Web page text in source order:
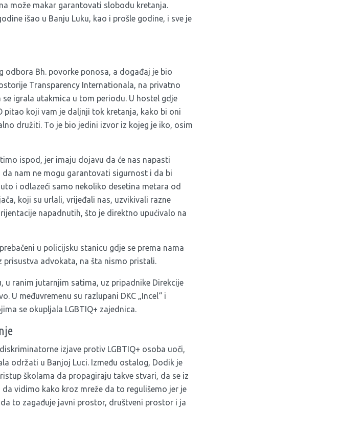
može makar garantovati slobodu kretanja.
išao u Banju Luku, kao i prošle godine, i sve je
odbora Bh. povorke ponosa, a događaj je bio
Transparency Internationala, na privatno
igrala utakmica u tom periodu. U hostel gdje
pitao koji vam je daljnji tok kretanja, kako bi oni
družiti. To je bio jedini izvor iz kojeg je iko, osim
ispod, jer imaju dojavu da će nas napasti
nam ne mogu garantovati sigurnost i da bi
i odlazeći samo nekoliko desetina metara od
koji su urlali, vrijeđali nas, uzvikivali razne
napadnutih, što je direktno upućivalo na
u policijsku stanicu gdje se prema nama
advokata, na šta nismo pristali.
u ranim jutarnjim satima, uz pripadnike Direkcije
U međuvremenu su razlupani DKC „Incel“ i
se okupljala LGBTIQ+ zajednica.
izjave protiv LGBTIQ+ osoba uoči,
održati u Banjoj Luci. Između ostalog, Dodik je
školama da propagiraju takve stvari, da se iz
vidimo kako kroz mreže da to regulišemo jer je
to zagađuje javni prostor, društveni prostor i ja